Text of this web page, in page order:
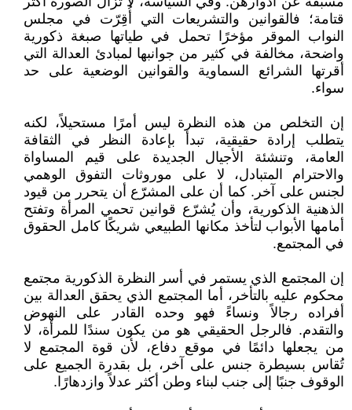
قتامة؛ فالقوانين والتشريعات التي أُقِرّت في مجلس
النواب الموقر مؤخرًا تحمل في طياتها صبغة ذكورية
واضحة، مخالفة في كثير من جوانبها لمبادئ العدالة التي
أقرتها الشرائع السماوية والقوانين الوضعية على حد
سواء.
إن التخلص من هذه النظرة ليس أمرًا مستحيلاً، لكنه
يتطلب إرادة حقيقية، تبدأ بإعادة النظر في الثقافة
العامة، وتنشئة الأجيال الجديدة على قيم المساواة
والاحترام المتبادل، لا على موروثات التفوق الوهمي
لجنس على آخر. كما أن على المشرّع أن يتحرر من قيود
الذهنية الذكورية، وأن يُشرّع قوانين تحمي المرأة وتفتح
أمامها الأبواب لتأخذ مكانها الطبيعي شريكًا كامل الحقوق
في المجتمع.
إن المجتمع الذي يستمر في أسر النظرة الذكورية مجتمع
محكوم عليه بالتأخر، أما المجتمع الذي يحقق العدالة بين
أفراده رجالاً ونساءً فهو وحده القادر على النهوض
والتقدم. فالرجل الحقيقي هو من يكون سندًا للمرأة، لا
من يجعلها دائمًا في موقع دفاع، لأن قوة المجتمع لا
تُقاس بسيطرة جنس على آخر، بل بقدرة الجميع على
الوقوف جنبًا إلى جنب لبناء وطن أكثر عدلاً وازدهارًا.